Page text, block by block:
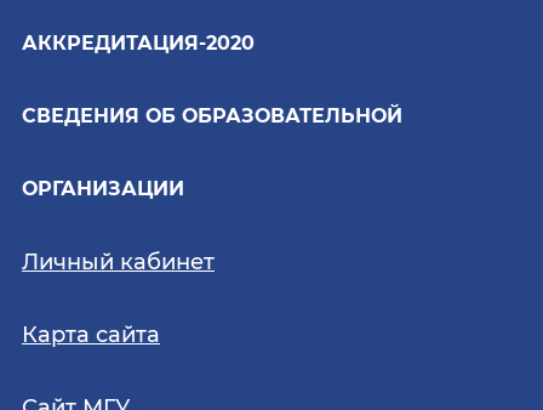
АККРЕДИТАЦИЯ-2020
СВЕДЕНИЯ ОБ ОБРАЗОВАТЕЛЬНОЙ
ОРГАНИЗАЦИИ
Личный кабинет
Карта сайта